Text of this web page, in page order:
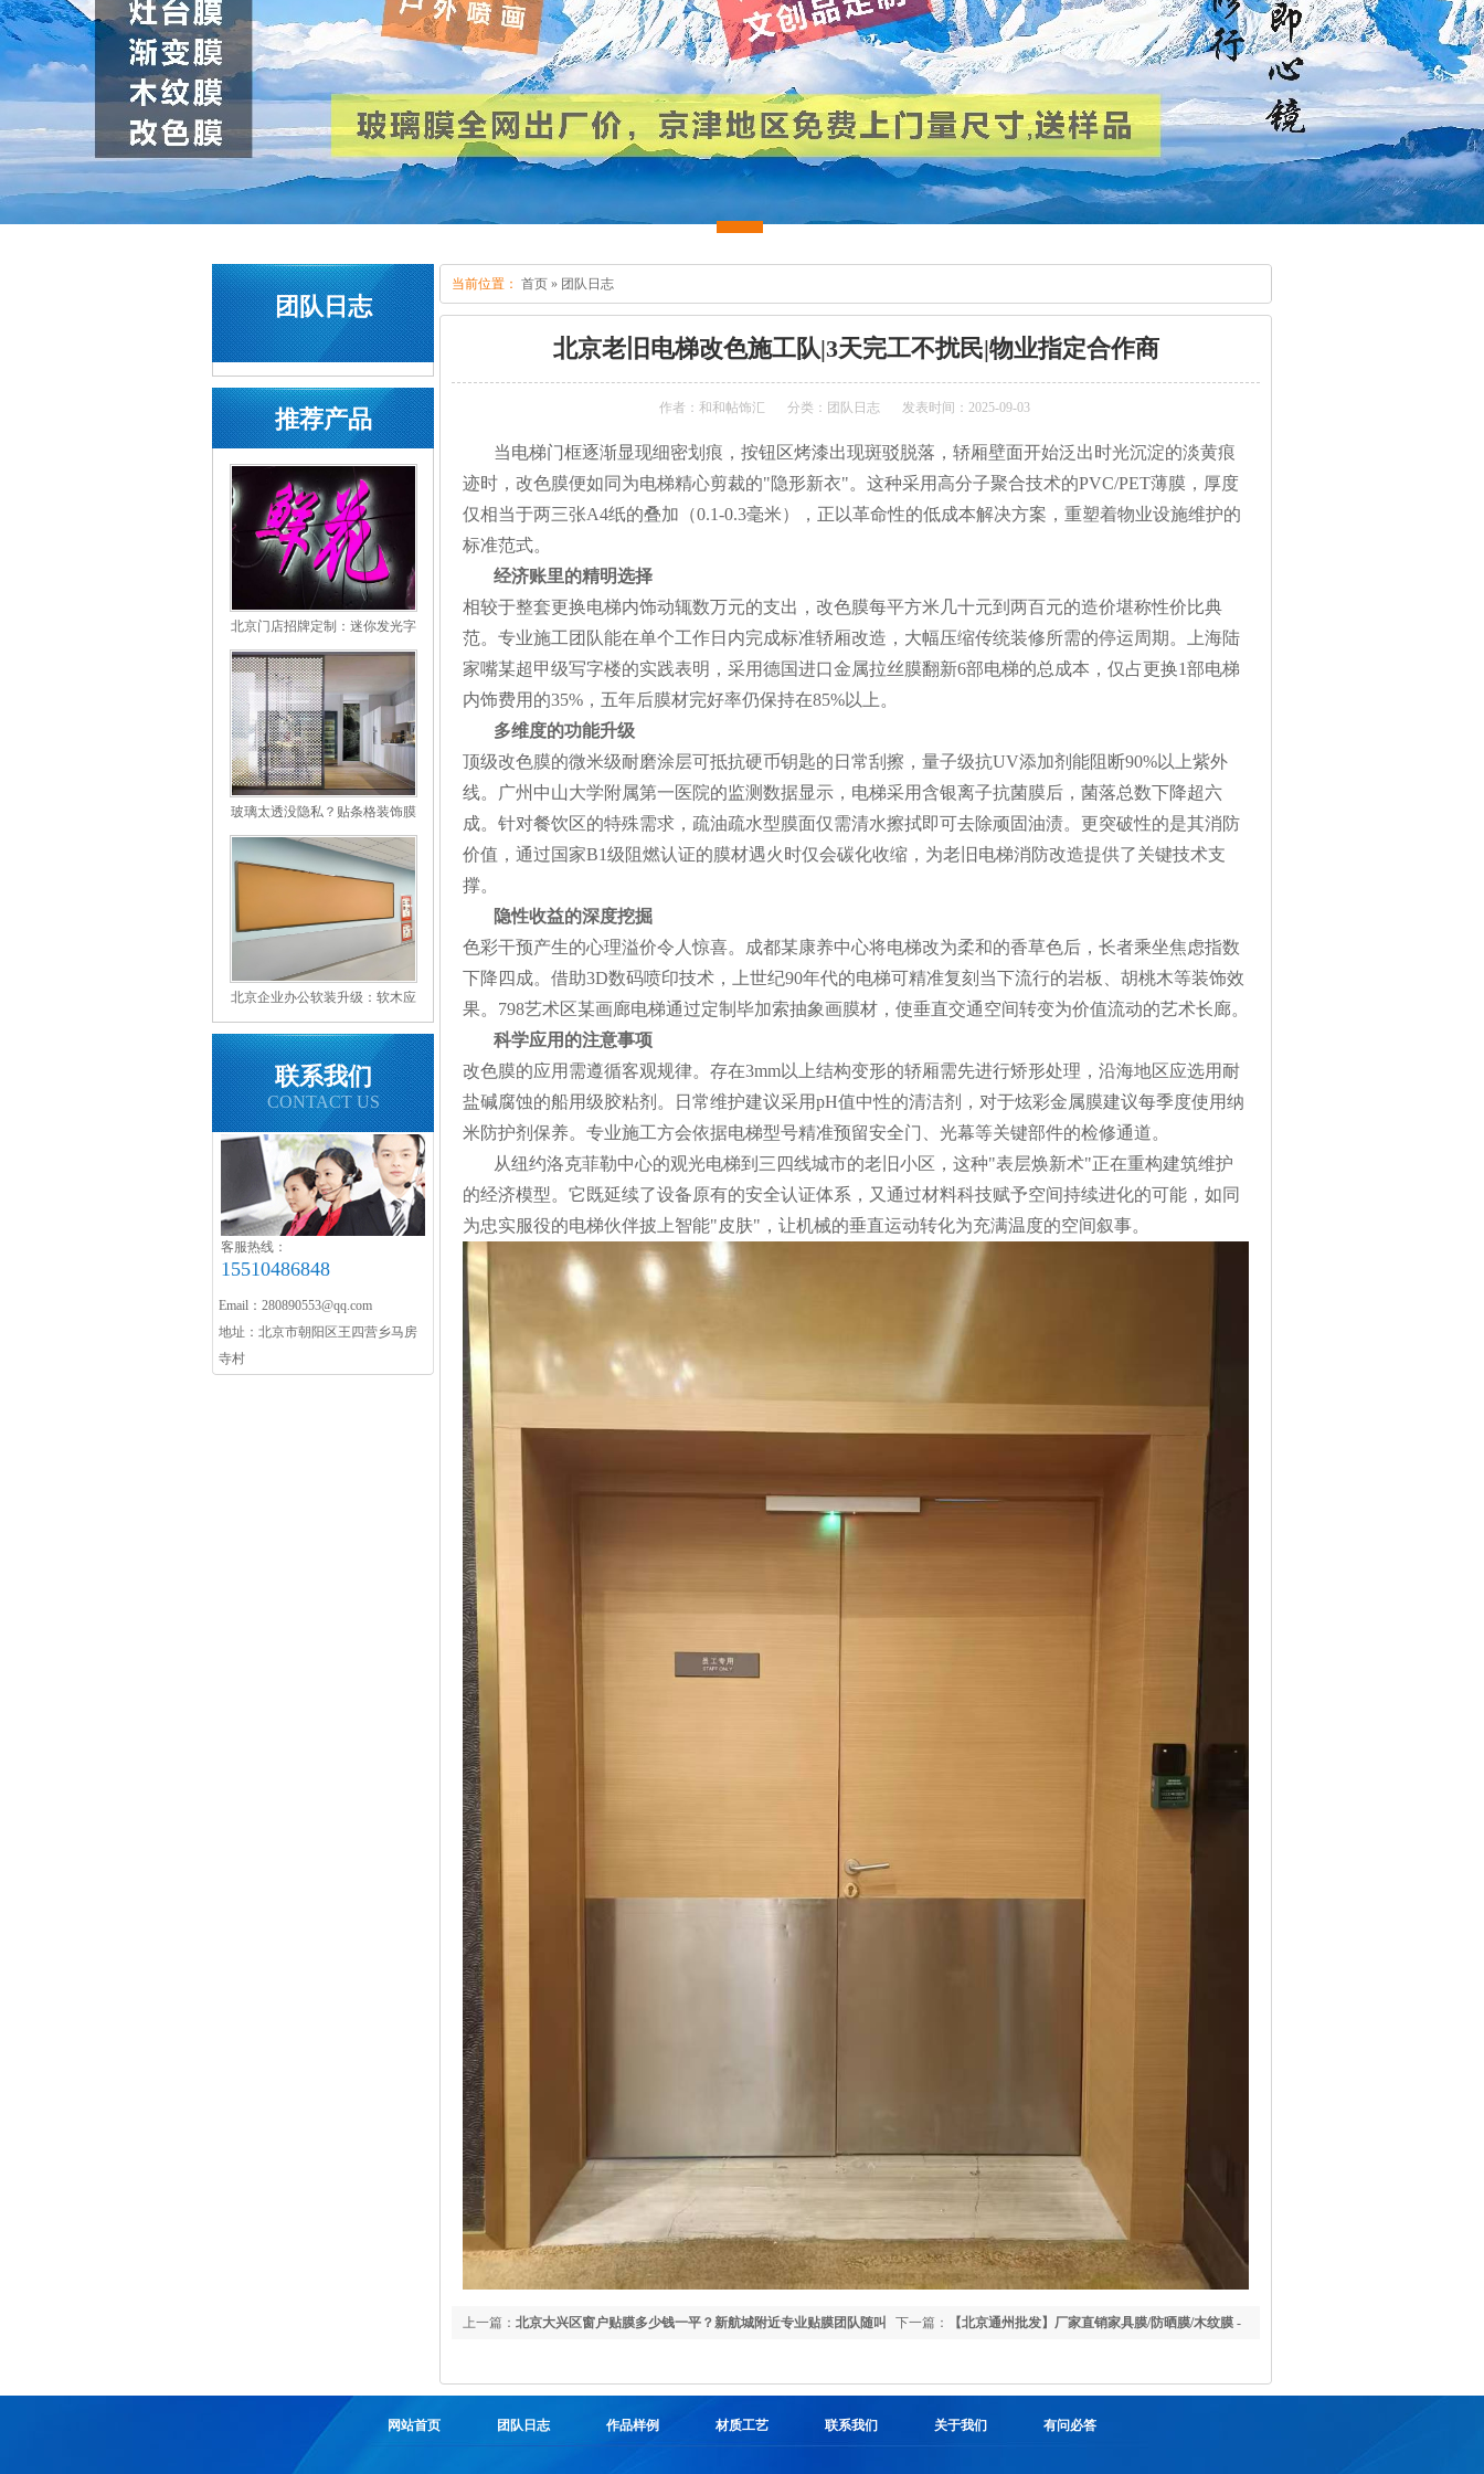
1
团队日志
推荐产品
北京门店招牌定制：迷你发光字
使用场景与优缺点解析
玻璃太透没隐私？贴条格装饰膜
完美解决
北京企业办公软装升级：软木应
用与核心优势
联系我们
CONTACT US
客服热线：
15510486848
Email：280890553@qq.com
地址：北京市朝阳区王四营乡马房
寺村
当前位置： 首页 » 团队日志
北京老旧电梯改色施工队|3天完工不扰民|物业指定合作商
作者：和和帖饰汇 分类：团队日志 发表时间：2025-09-03
当电梯门框逐渐显现细密划痕，按钮区烤漆出现斑驳脱落，轿厢壁面开始泛出时光沉淀的淡黄痕
迹时，改色膜便如同为电梯精心剪裁的"隐形新衣"。这种采用高分子聚合技术的PVC/PET薄膜，厚度
仅相当于两三张A4纸的叠加（0.1-0.3毫米），正以革命性的低成本解决方案，重塑着物业设施维护的
标准范式。
经济账里的精明选择
相较于整套更换电梯内饰动辄数万元的支出，改色膜每平方米几十元到两百元的造价堪称性价比典
范。专业施工团队能在单个工作日内完成标准轿厢改造，大幅压缩传统装修所需的停运周期。上海陆
家嘴某超甲级写字楼的实践表明，采用德国进口金属拉丝膜翻新6部电梯的总成本，仅占更换1部电梯
内饰费用的35%，五年后膜材完好率仍保持在85%以上。
多维度的功能升级
顶级改色膜的微米级耐磨涂层可抵抗硬币钥匙的日常刮擦，量子级抗UV添加剂能阻断90%以上紫外
线。广州中山大学附属第一医院的监测数据显示，电梯采用含银离子抗菌膜后，菌落总数下降超六
成。针对餐饮区的特殊需求，疏油疏水型膜面仅需清水擦拭即可去除顽固油渍。更突破性的是其消防
价值，通过国家B1级阻燃认证的膜材遇火时仅会碳化收缩，为老旧电梯消防改造提供了关键技术支
撑。
隐性收益的深度挖掘
色彩干预产生的心理溢价令人惊喜。成都某康养中心将电梯改为柔和的香草色后，长者乘坐焦虑指数
下降四成。借助3D数码喷印技术，上世纪90年代的电梯可精准复刻当下流行的岩板、胡桃木等装饰效
果。798艺术区某画廊电梯通过定制毕加索抽象画膜材，使垂直交通空间转变为价值流动的艺术长廊。
科学应用的注意事项
改色膜的应用需遵循客观规律。存在3mm以上结构变形的轿厢需先进行矫形处理，沿海地区应选用耐
盐碱腐蚀的船用级胶粘剂。日常维护建议采用pH值中性的清洁剂，对于炫彩金属膜建议每季度使用纳
米防护剂保养。专业施工方会依据电梯型号精准预留安全门、光幕等关键部件的检修通道。
从纽约洛克菲勒中心的观光电梯到三四线城市的老旧小区，这种"表层焕新术"正在重构建筑维护
的经济模型。它既延续了设备原有的安全认证体系，又通过材料科技赋予空间持续进化的可能，如同
为忠实服役的电梯伙伴披上智能"皮肤"，让机械的垂直运动转化为充满温度的空间叙事。
下一篇： 【北京通州批发】厂家直销家具膜/防晒膜/木纹膜 -
上一篇： 北京大兴区窗户贴膜多少钱一平？新航城附近专业贴膜团队随叫
网站首页 团队日志 作品样例 材质工艺 联系我们 关于我们 有问必答